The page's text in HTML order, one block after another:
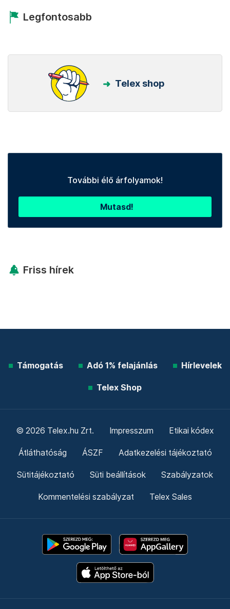
Legfontosabb
Telex shop
További élő árfolyamok!
Mutasd!
Friss hírek
Támogatás Adó 1% felajánlás Hírlevelek
Telex Shop
© 2026 Telex.hu Zrt. Impresszum Etikai kódex
Átláthatóság ÁSZF Adatkezelési tájékoztató
Sütitájékoztató Süti beállítások Szabályzatok
Kommentelési szabályzat Telex Sales